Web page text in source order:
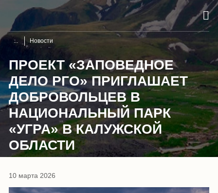
Новости
ПРОЕКТ «ЗАПОВЕДНОЕ
ДЕЛО РГО» ПРИГЛАШАЕТ
ДОБРОВОЛЬЦЕВ В
НАЦИОНАЛЬНЫЙ ПАРК
«УГРА» В КАЛУЖСКОЙ
ОБЛАСТИ
10 марта 2026